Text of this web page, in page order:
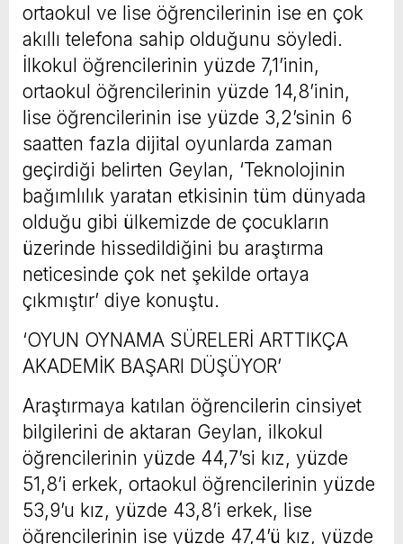
ortaokul ve lise öğrencilerinin ise en çok
akıllı telefona sahip olduğunu söyledi.
İlkokul öğrencilerinin yüzde 7,1’inin,
ortaokul öğrencilerinin yüzde 14,8’inin,
lise öğrencilerinin ise yüzde 3,2’sinin 6
saatten fazla dijital oyunlarda zaman
geçirdiği belirten Geylan, ‘Teknolojinin
bağımlılık yaratan etkisinin tüm dünyada
olduğu gibi ülkemizde de çocukların
üzerinde hissedildiğini bu araştırma
neticesinde çok net şekilde ortaya
çıkmıştır’ diye konuştu.
‘OYUN OYNAMA SÜRELERİ ARTTIKÇA
AKADEMİK BAŞARI DÜŞÜYOR’
Araştırmaya katılan öğrencilerin cinsiyet
bilgilerini de aktaran Geylan, ilkokul
öğrencilerinin yüzde 44,7’si kız, yüzde
51,8’i erkek, ortaokul öğrencilerinin yüzde
53,9’u kız, yüzde 43,8’i erkek, lise
öğrencilerinin ise yüzde 47,4’ü kız, yüzde